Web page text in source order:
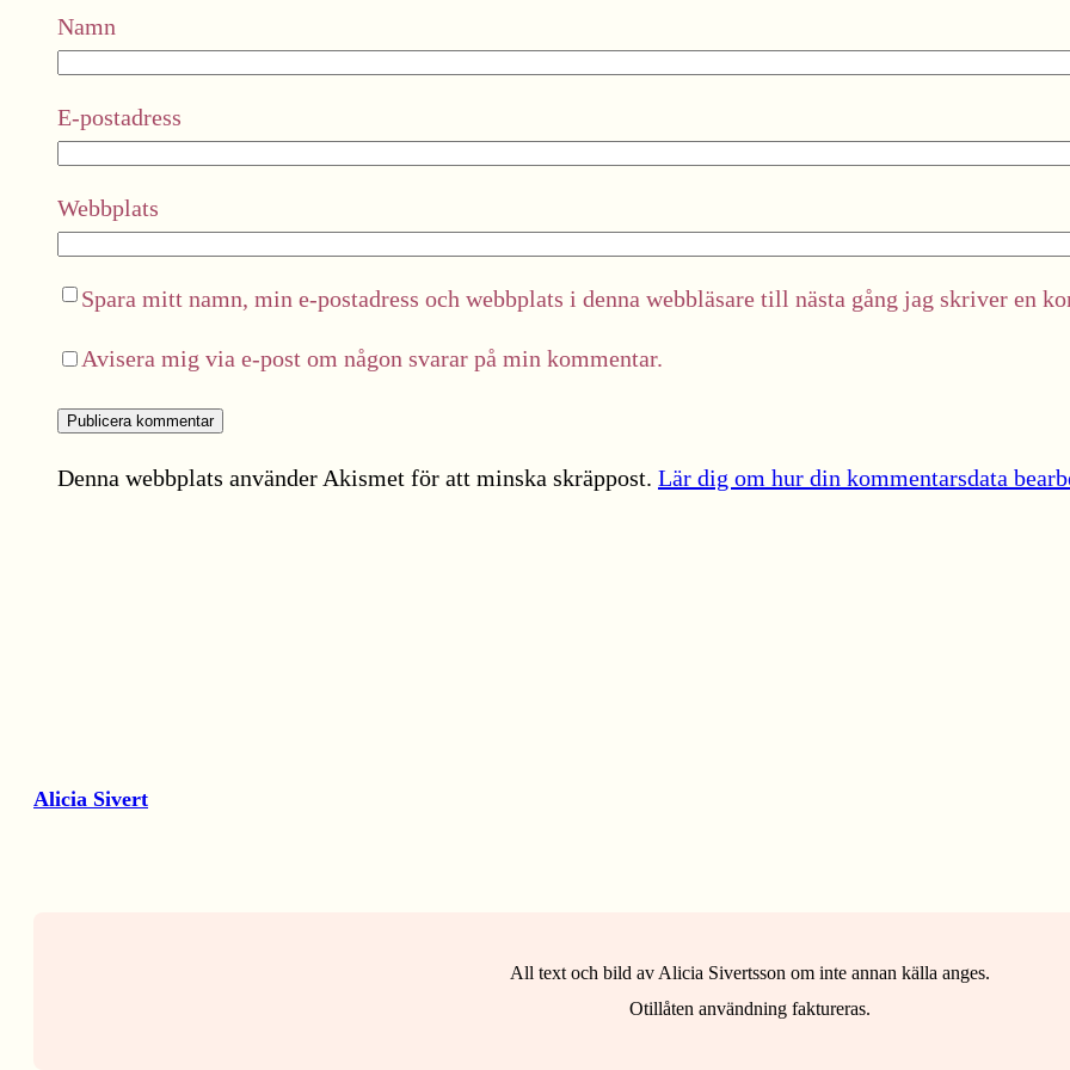
Namn
E-postadress
Webbplats
Spara mitt namn, min e-postadress och webbplats i denna webbläsare till nästa gång jag skriver en
Avisera mig via e-post om någon svarar på min kommentar.
Denna webbplats använder Akismet för att minska skräppost. Lär dig om hur din kommentarsdata
Alicia Sivert
All text och bild av Alicia Sivertsson om inte annan källa anges.
Otillåten användning faktureras.